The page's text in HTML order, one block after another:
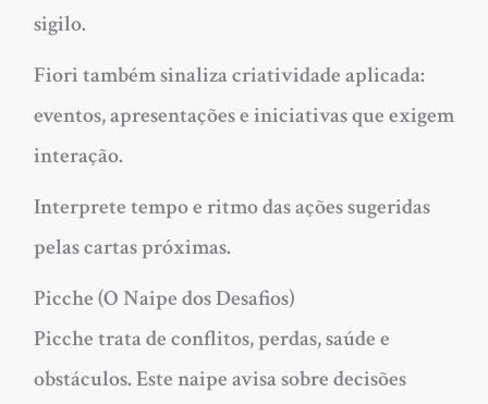
sigilo.
Fiori também sinaliza criatividade aplicada:
eventos, apresentações e iniciativas que exigem
interação.
Interprete tempo e ritmo das ações sugeridas
pelas cartas próximas.
Picche (O Naipe dos Desafios)
Picche trata de conflitos, perdas, saúde e
obstáculos. Este naipe avisa sobre decisões